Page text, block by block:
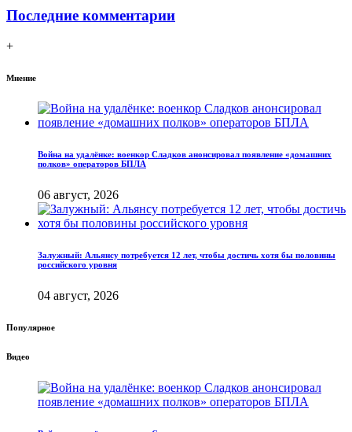
Последние комментарии
+
Мнение
Война на удалёнке: военкор Сладков анонсировал появление «домашних
полков» операторов БПЛА
06 август, 2026
Залужный: Альянсу потребуется 12 лет, чтобы достичь хотя бы половины
российского уровня
04 август, 2026
Популярное
Видео